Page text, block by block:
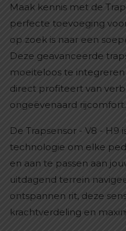
Maak kennis met de
perfecte toevoeging
op zoek is naar een
Deze geavanceerde
moeiteloos te
direct profiteert van
ongeëvenaard rijcomfort.
De Trapsensor - V8 -
technologie om elke
en aan te passen aan
uitdagend terrein
ontspannen rit, deze
krachtverdeling en